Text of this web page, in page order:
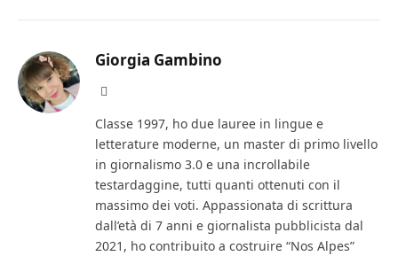
Giorgia Gambino
Classe 1997, ho due lauree in lingue e
letterature moderne, un master di primo livello
in giornalismo 3.0 e una incrollabile
testardaggine, tutti quanti ottenuti con il
massimo dei voti. Appassionata di scrittura
dall’età di 7 anni e giornalista pubblicista dal
2021, ho contribuito a costruire “Nos Alpes”